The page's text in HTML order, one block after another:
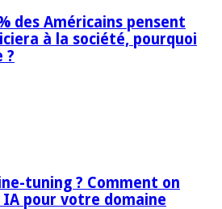
des Américains pensent
à la société, pourquoi
?
tuning ? Comment on
IA pour votre domaine